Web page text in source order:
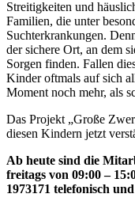
Streitigkeiten und
Familien, die unter
Suchterkrankungen.
der sichere Ort, an dem
Sorgen finden. Fallen
Kinder oftmals auf sich
Moment noch mehr, als
Das Projekt „Große
diesen Kindern jetzt
Ab heute sind die
freitags von 09:00 –
1973171 telefonisch